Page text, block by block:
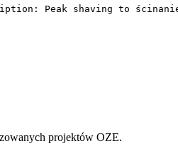
Peak shaving to
projektów OZE.